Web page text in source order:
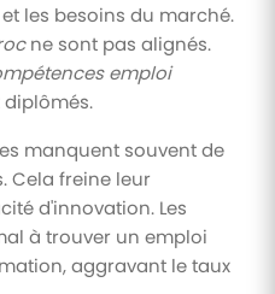
les besoins du marché.
ne sont pas alignés.
emploi
manquent souvent de
Cela freine leur
d'innovation. Les
à trouver un emploi
aggravant le taux